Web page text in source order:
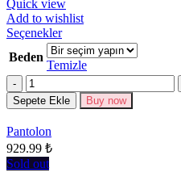
Quick view
Add to wishlist
SeçeneklerBu
ürünün
birden
fazla
varyasyonu
var.
Beden
Temizle
Miktar
Sepete Ekle Buy now
Pantolon
929.99 ₺
Sold out